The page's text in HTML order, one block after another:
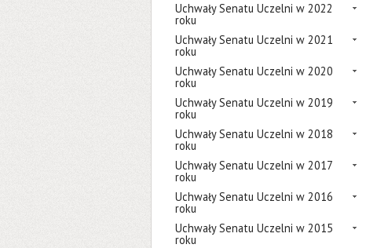
Uchwały Senatu Uczelni w 2022
roku
Uchwały Senatu Uczelni w 2021
roku
Uchwały Senatu Uczelni w 2020
roku
Uchwały Senatu Uczelni w 2019
roku
Uchwały Senatu Uczelni w 2018
roku
Uchwały Senatu Uczelni w 2017
roku
Uchwały Senatu Uczelni w 2016
roku
Uchwały Senatu Uczelni w 2015
roku